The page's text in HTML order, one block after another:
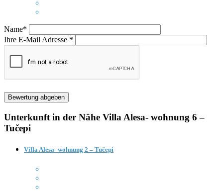
Name*
Ihre E-Mail Adresse *
Unterkunft in der Nähe Villa Alesa- wohnung 6 –
Tučepi
Villa Alesa- wohnung 2 – Tučepi